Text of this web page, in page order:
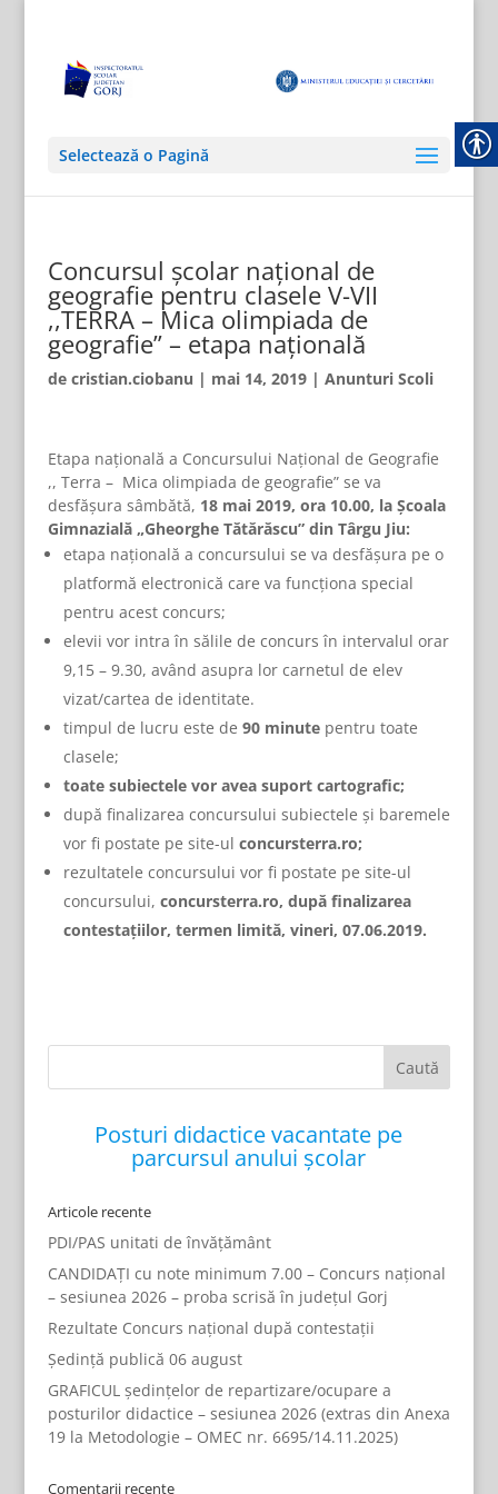
Selectează o Pagină
Concursul școlar național de
geografie pentru clasele V-VII
,,TERRA – Mica olimpiada de
geografie” – etapa națională
de cristian.ciobanu | mai 14, 2019| Anunturi Scoli
Etapa națională a Concursului Național de Geografie
,, Terra – Mica olimpiada de geografie” se va
desfășura sâmbătă, 18 mai 2019, ora 10.00, la Școala
Gimnazială „Gheorghe Tătărăscu” din Târgu Jiu:
etapa națională a concursului se va desfășura pe o
platformă electronică care va funcționa special
pentru acest concurs;
elevii vor intra în sălile de concurs în intervalul orar
9,15 – 9.30, având asupra lor carnetul de elev
vizat/cartea de identitate.
timpul de lucru este de 90 minutepentru toate
clasele;
toate subiectele vor avea suport cartografic;
după finalizarea concursului subiectele și baremele
vor fi postate pe site-ul concursterra.ro;
rezultatele concursului vor fi postate pe site-ul
concursului, concursterra.ro, după finalizarea
contestațiilor, termen limită, vineri, 07.06.2019.
Posturi didactice vacantate pe
parcursul anului școlar
Articole recente
PDI/PAS unitati de învățământ
CANDIDAȚI cu note minimum 7.00 – Concurs național
– sesiunea 2026 – proba scrisă în județul Gorj
Rezultate Concurs național după contestații
Ședință publică 06 august
GRAFICUL ședințelor de repartizare/ocupare a
posturilor didactice – sesiunea 2026 (extras din Anexa
19 la Metodologie – OMEC nr. 6695/14.11.2025)
Comentarii recente